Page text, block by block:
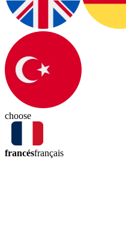
choose
francésfrançais